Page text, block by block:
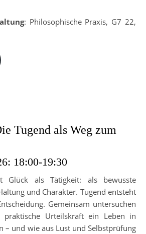
: Philosophische Praxis, G7 22,
Tugend als Weg zum
18:00-19:30
Glück als Tätigkeit: als bewusste
und Charakter. Tugend entsteht
Gemeinsam untersuchen
Urteilskraft ein Leben in
– und wie aus Lust und Selbstprüfung